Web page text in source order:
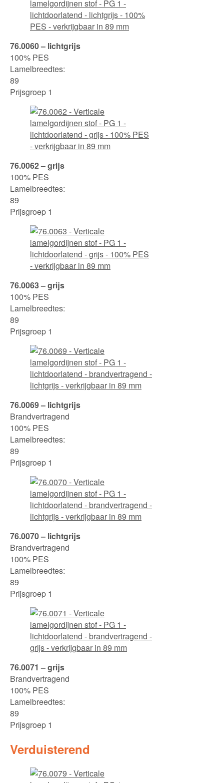
76.0060 – lichtgrijs
100% PES
Lamelbreedtes:
89
Prijsgroep 1
76.0062 – grijs
100% PES
Lamelbreedtes:
89
Prijsgroep 1
76.0063 – grijs
100% PES
Lamelbreedtes:
89
Prijsgroep 1
76.0069 – lichtgrijs
Brandvertragend
100% PES
Lamelbreedtes:
89
Prijsgroep 1
76.0070 – lichtgrijs
Brandvertragend
100% PES
Lamelbreedtes:
89
Prijsgroep 1
76.0071 – grijs
Brandvertragend
100% PES
Lamelbreedtes:
89
Prijsgroep 1
Verduisterend